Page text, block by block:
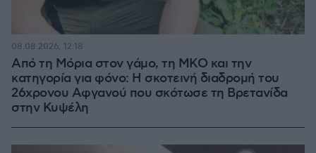
Από τη Μόρια στον γάμο, τη ΜΚΟ και την
κατηγορία για φόνο: Η σκοτεινή διαδρομή του
26χρονου Αφγανού που σκότωσε τη Βρετανίδα
στην Κυψέλη
08.08.2026, 12:18